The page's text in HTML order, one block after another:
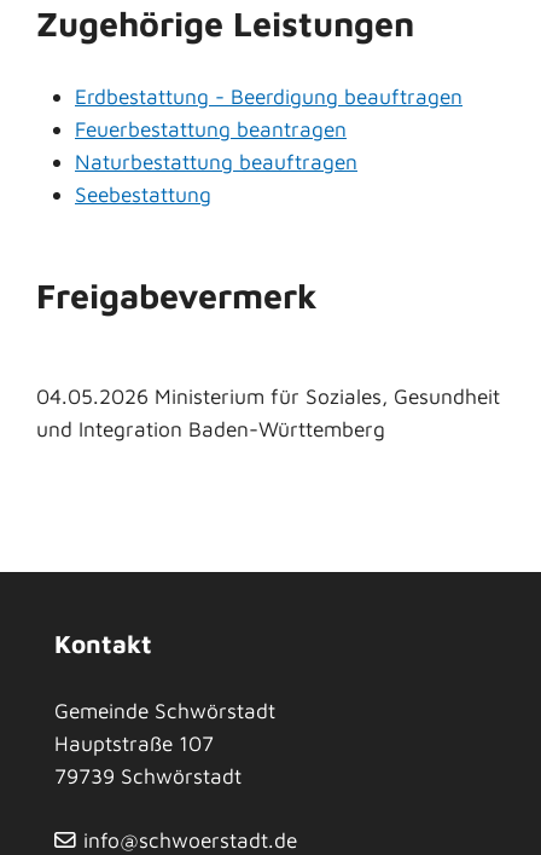
Zugehörige Leistungen
Erdbestattung - Beerdigung beauftragen
Feuerbestattung beantragen
Naturbestattung beauftragen
Seebestattung
Freigabevermerk
04.05.2026 Ministerium für Soziales, Gesundheit
und Integration Baden-Württemberg
Kontakt
Gemeinde Schwörstadt
Hauptstraße 107
79739 Schwörstadt
info@schwoerstadt.de